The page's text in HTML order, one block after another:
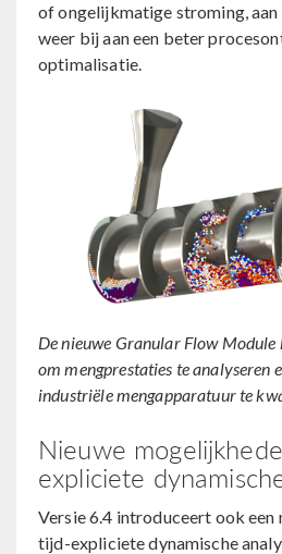
of ongelijkmatige stroming,
weer bij aan een beter
optimalisatie.
De nieuwe Granular Flow
om mengprestaties te analyseren
industriële mengapparatuur te
Nieuwe
expliciete
Versie 6.4 introduceert ook
tijd-expliciete dynamische